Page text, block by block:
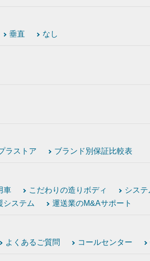
垂直 なし
ラストア ブランド別保証比較表
車 こだわりの造りボディ
シス
システム 運送業のM&Aサポート
よくあるご質問 コールセンター